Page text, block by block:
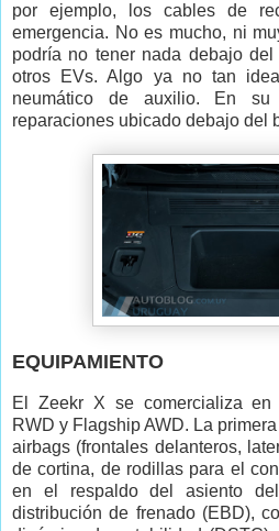
por ejemplo, los cables de
emergencia. No es mucho, ni
podría no tener nada debajo
otros EVs. Algo ya no tan
neumático de auxilio. En
reparaciones ubicado debajo del
EQUIPAMIENTO
El Zeekr X se comercializa en
RWD y Flagship AWD. La
airbags (frontales delanteros,
de cortina, de rodillas para el
en el respaldo del asiento
distribución de frenado (EBD),